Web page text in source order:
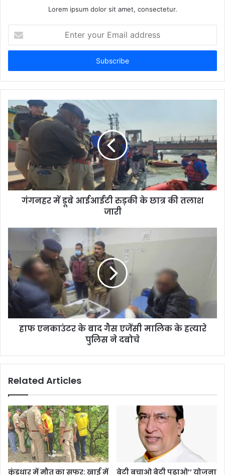
Lorem ipsum dolor sit amet, consectetur.
your
Email
गंगनहर में डूबे आईआईटी रुड़की के छात्र की तलाश
जारी
हाफ एनकाउंटर के बाद गैस एजेंसी मालिक के हत्यारे
पुलिस ने दबोचे
Related Articles
कुंडधार में मौत का सफर: खाई में
बेटी बचाओ बेटी पढ़ाओ’’ योजना